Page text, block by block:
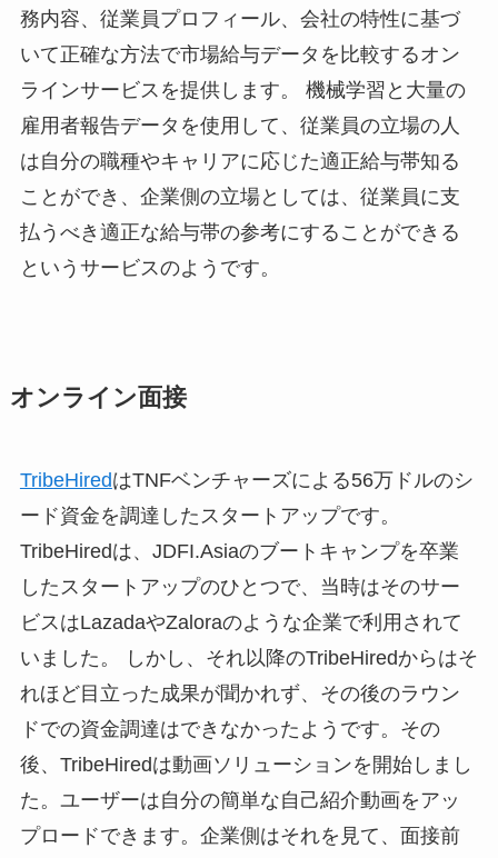
務内容、従業員プロフィール、会社の特性に基づ
いて正確な方法で市場給与データを比較するオン
ラインサービスを提供します。 機械学習と大量の
雇用者報告データを使用して、従業員の立場の人
は自分の職種やキャリアに応じた適正給与帯知る
ことができ、企業側の立場としては、従業員に支
払うべき適正な給与帯の参考にすることができる
というサービスのようです。
オンライン面接
TribeHiredはTNFベンチャーズによる56万ドルのシ
ード資金を調達したスタートアップです。
TribeHiredは、JDFI.Asiaのブートキャンプを卒業
したスタートアップのひとつで、当時はそのサー
ビスはLazadaやZaloraのような企業で利用されて
いました。 しかし、それ以降のTribeHiredからはそ
れほど目立った成果が聞かれず、その後のラウン
ドでの資金調達はできなかったようです。その
後、TribeHiredは動画ソリューションを開始しまし
た。ユーザーは自分の簡単な自己紹介動画をアッ
プロードできます。企業側はそれを見て、面接前